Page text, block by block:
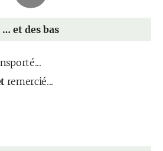
… et des bas
remercié...